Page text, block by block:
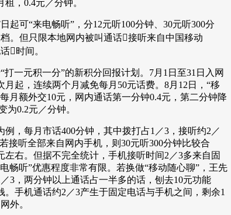
，0.4元／分钟。
可“来电畅听”，分12元听100分钟、30元听300分
。但只限本地网内被叫通话接听来自中国移动
时间。
一元积一分”的新积分回报计划。7月1日至31日入网
月起，连续两个月减免每月50元话费。8月12日，“移
月额外交10元，网内通话第一分钟0.4元，第二分钟降
为0.2元／分钟。
每月市话400分钟，其中拨打占1／3，接听约2／
接听全部来自网内手机，则30元听300分钟比较合
左右。但据不完全统计，手机接听时间2／3多来自固
畅听”优惠程度非常有限。若换做“移动随心聊”，王先
3，两分钟以上通话占一半多的话，刨去10元功能
。手机通话约2／3产生于固定电话与手机之间，剩余1
外。